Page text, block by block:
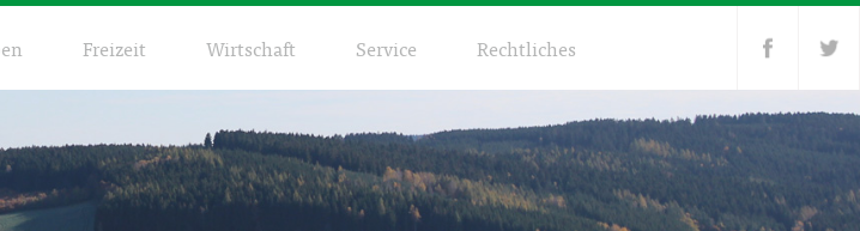
Freizeit Wirtschaft Service Rechtliches